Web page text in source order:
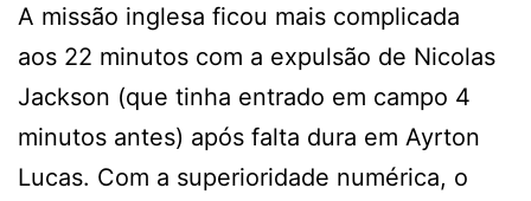
A missão inglesa ficou mais complicada
aos 22 minutos com a expulsão de Nicolas
Jackson (que tinha entrado em campo 4
minutos antes) após falta dura em Ayrton
Lucas. Com a superioridade numérica, o